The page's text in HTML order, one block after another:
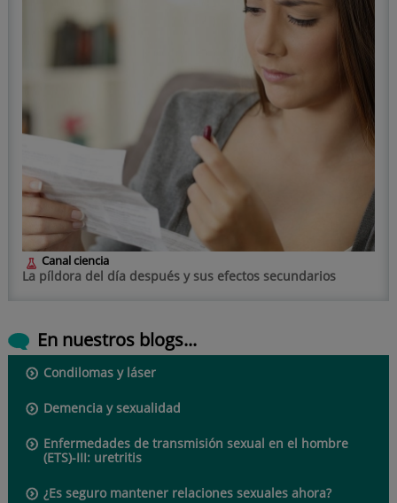
Canal ciencia
La píldora del día después y sus efectos secundarios
En nuestros blogs...
Condilomas y láser
Demencia y sexualidad
Enfermedades de transmisión sexual en el hombre
(ETS)-III: uretritis
¿Es seguro mantener relaciones sexuales ahora?